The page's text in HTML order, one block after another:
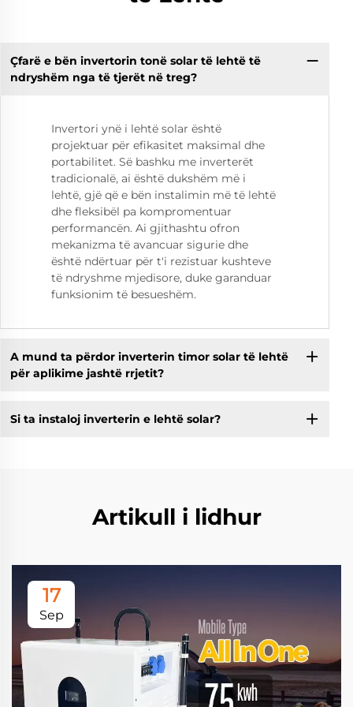
Çfarë e bën invertorin tonë solar të lehtë të
ndryshëm nga të tjerët në treg?
Invertori ynë i lehtë solar është
projektuar për efikasitet maksimal dhe
portabilitet. Së bashku me inverterët
tradicionalë, ai është dukshëm më i
lehtë, gjë që e bën instalimin më të lehtë
dhe fleksibël pa kompromentuar
performancën. Ai gjithashtu ofron
mekanizma të avancuar sigurie dhe
është ndërtuar për t'i rezistuar kushteve
të ndryshme mjedisore, duke garanduar
funksionim të besueshëm.
A mund ta përdor inverterin timor solar të lehtë
për aplikime jashtë rrjetit?
Si ta instaloj inverterin e lehtë solar?
Artikull i lidhur
17
Sep